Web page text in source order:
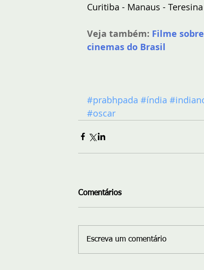
Curitiba - Manaus -
Veja também: Filme
cinemas do Brasil
#prabhpada #índia
#oscar
Comentários
Escreva um comentário